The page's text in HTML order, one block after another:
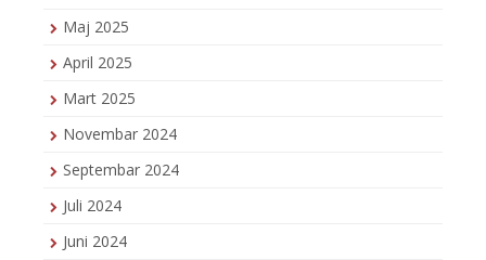
Maj 2025
April 2025
Mart 2025
Novembar 2024
Septembar 2024
Juli 2024
Juni 2024